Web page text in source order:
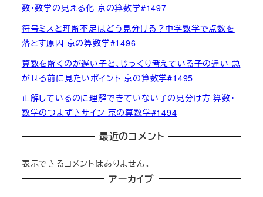
数・数学の見える化 京の算数学#1497
符号ミスと理解不足はどう見分ける？中学数学で点数を
落とす原因 京の算数学#1496
算数を解くのが遅い子と、じっくり考えている子の違い 急
がせる前に見たいポイント 京の算数学#1495
正解しているのに理解できていない子の見分け方 算数・
数学のつまずきサイン 京の算数学#1494
最近のコメント
表示できるコメントはありません。
アーカイブ